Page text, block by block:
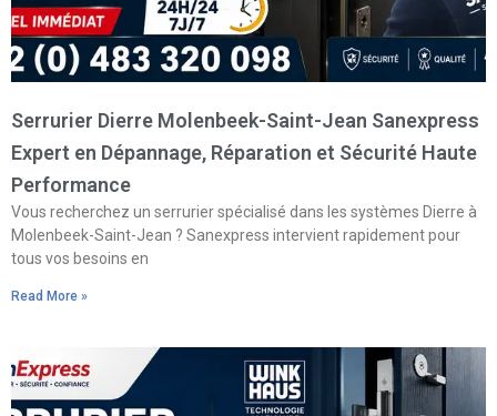
Serrurier Dierre Molenbeek-Saint-Jean Sanexpress
Expert en Dépannage, Réparation et Sécurité Haute
Performance
Vous recherchez un serrurier spécialisé dans les systèmes Dierre à
Molenbeek-Saint-Jean ? Sanexpress intervient rapidement pour
tous vos besoins en
Read More »